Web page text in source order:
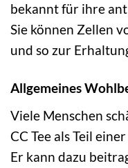
bekannt für ihre
Sie können Zellen
und so zur
Allgemeines
Viele Menschen
CC Tee als Teil
Er kann dazu